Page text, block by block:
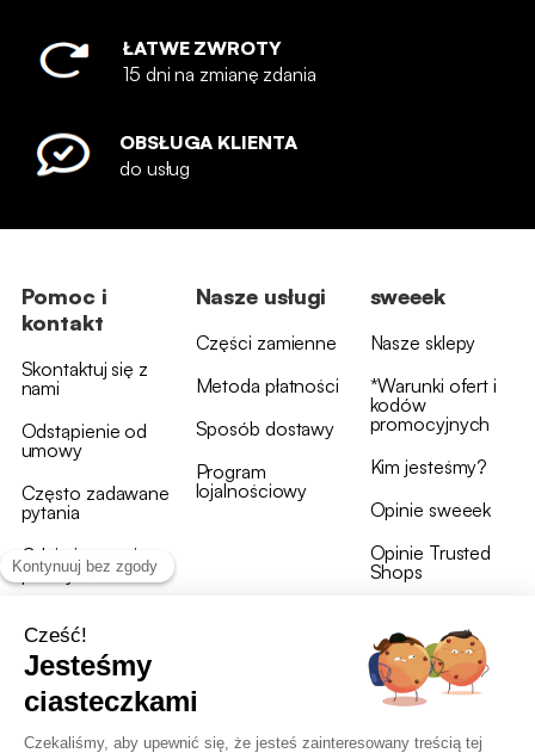
ŁATWE ZWROTY
15 dni na zmianę zdania
OBSŁUGA KLIENTA
do usług
Pomoc i
kontakt
Skontaktuj się z
nami
Odstąpienie od
umowy
Często zadawane
pytania
Gdzie jest moja
przesyłka?
Nasze usługi
Części zamienne
Metoda płatności
Sposób dostawy
Program
lojalnościowy
sweeek
Nasze sklepy
*Warunki ofert i
kodów
promocyjnych
Kim jesteśmy?
Opinie sweeek
Opinie Trusted
Shops
OWU programu lojalnościowego